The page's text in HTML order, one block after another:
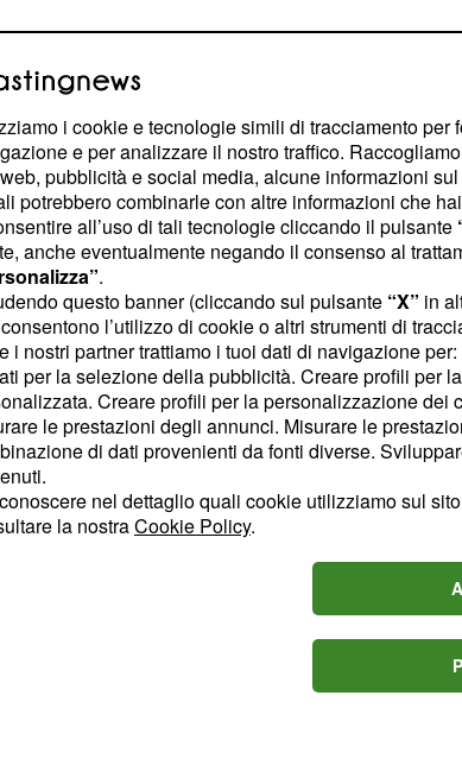
Castrovillari-Palermo
: Aiolfi, Barillaro, Greco, Lanza (71'
De Pace (70' Mattei), Cangemi, Consiglio (46’
Ragione, Gagliardi, Miocchi (56' Canale).A
La Rosa, Grimaldi, Lucido, Birzò.
Kraja (65' Langella), Martin, Martinelli (86' Mauri);
Marong, Ferrante, Mauri, Rizzo Pinna,
i cookie e tecnologie simili di tracciamento
e per analizzare il nostro traffico.
pubblicità e social media, alcune informazioni
potrebbero combinarle con altre informazioni che
all’uso di tali tecnologie cliccando il pulsante
anche eventualmente negando il consenso al
.
questo banner (cliccando sul pulsante “X” in
l’utilizzo di cookie o altri strumenti di
i nostri partner trattiamo i tuoi dati di navigazione
per la selezione della pubblicità. Creare profili per
Creare profili per la personalizzazione
le prestazioni degli annunci. Misurare le
di dati provenienti da fonti diverse.
nel dettaglio quali cookie utilizziamo sul
la nostraCookie Policy.